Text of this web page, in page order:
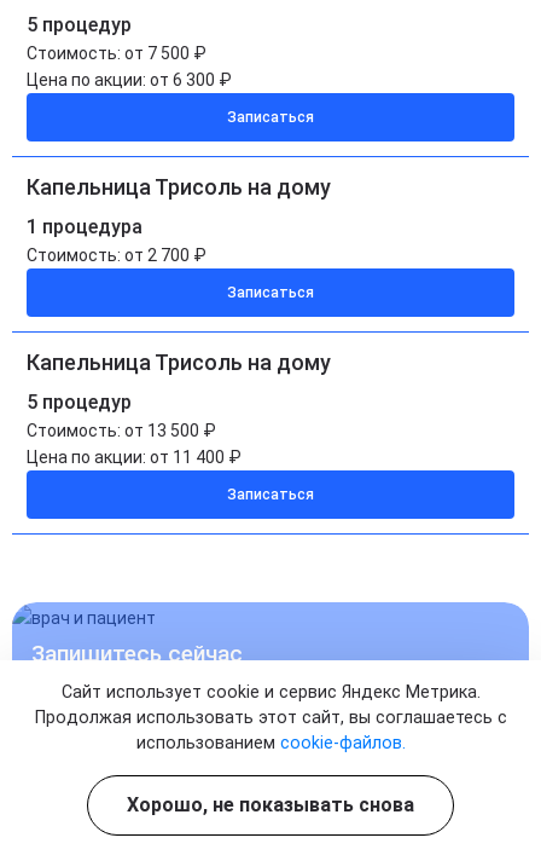
5 процедур
Стоимость: от 7 500 ₽
Цена по акции: от 6 300 ₽
Записаться
Капельница Трисоль на дому
1 процедура
Стоимость: от 2 700 ₽
Записаться
Капельница Трисоль на дому
5 процедур
Стоимость: от 13 500 ₽
Цена по акции: от 11 400 ₽
Записаться
Запишитесь сейчас
И НАЧНИТЕ ЛЕЧЕНИЕ
УЖЕ СЕГОДНЯ
Записаться на прием к врачу
Сайт использует cookie и сервис Яндекс Метрика.
Продолжая использовать этот сайт, вы соглашаетесь с
использованием cookie-файлов.
Хорошо, не показывать снова